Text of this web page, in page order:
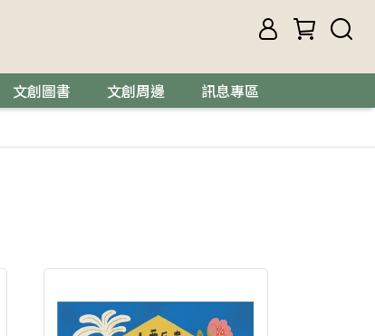
文創圖書 文創周邊 訊息專區